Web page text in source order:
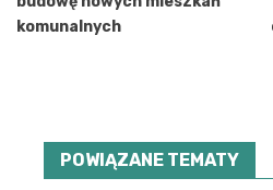
komunalnych
POWIĄZANE TEMATY